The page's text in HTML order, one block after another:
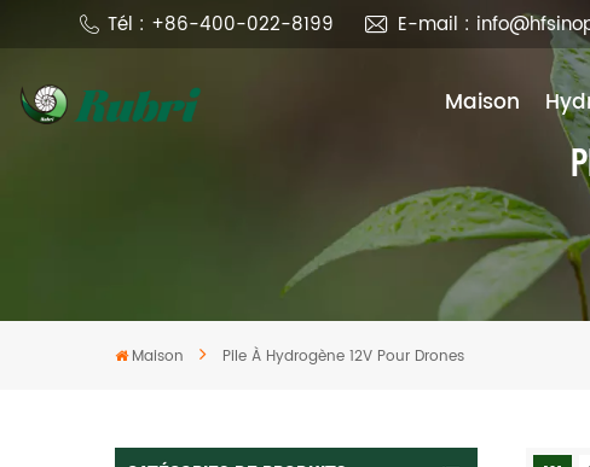
Tél : +86-400-022-8199 E-mail :
Maison
Maison Pile À Hydrogène 12V Pour Drones